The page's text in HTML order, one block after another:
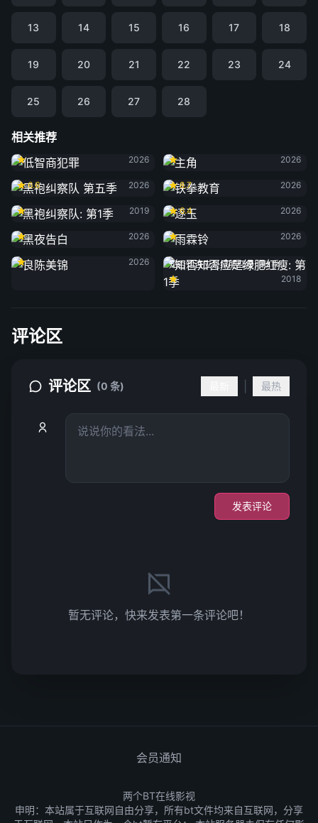
13 14 15 16 17 18
19 20 21 22 23 24
25 26 27 28
相关推荐
低智商犯罪
2026
2026
黑袍纠察队 第五季
6.6
2026
铁拳教育
8.7
2026
黑袍纠察队: 第1季
2019
逐玉
6.4
2026
黑夜告白
2026
雨霖铃
2026
良陈美锦
2026
知否知否应是绿肥红瘦: 第1季
2018
评论区
评论区 (0 条) 最热
发表评论
暂无评论，快来发表第一条评论吧！
会员通知
两个BT在线影视
申明：本站属于互联网自由分享，所有bt文件均来自互联网，分享